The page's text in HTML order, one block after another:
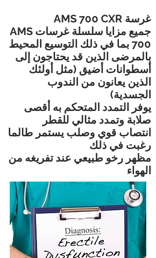
غرسة AMS 700 CXR
جميع مزايا سلسلة غرسات AMS
700 بما في ذلك التوسيع المحيط
بالمرضى الذين قد يحتاجون إلى
أسطوانات أضيق (مثل أولئك
الذين يعانون من الندوب
الجسدية)
يوفر التمدد المتحكم به أقصى
صلابة وتمدد مثالي للقطر
انتصاب قوي وصلب يستمر طالما
رغبت في ذلك
مظهر رخو طبيعي عند تفريغه من
الهواء